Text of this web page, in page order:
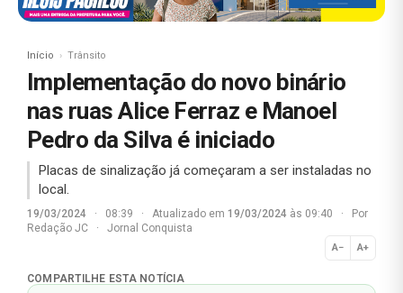
Início Trânsito
Implementação do novo binário
nas ruas Alice Ferraz e Manoel
Pedro da Silva é iniciado
Placas de sinalização já começaram a ser instaladas no
local.
19/03/2024 · 08:39 · Atualizado em 19/03/2024 às 09:40 ·
Por
Redação JC
· Jornal Conquista
A− A+
Normal
COMPARTILHE ESTA NOTÍCIA